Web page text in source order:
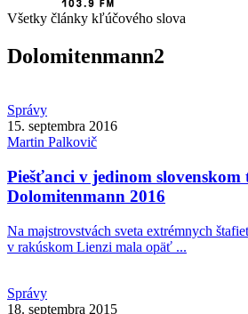
Všetky články kľúčového slova
Dolomitenmann2
Správy
15. septembra 2016
Martin Palkovič
Piešťanci v jedinom slovenskom
Dolomitenmann 2016
Na majstrovstvách sveta extrémnych
v rakúskom Lienzi mala opäť ...
Správy
18. septembra 2015